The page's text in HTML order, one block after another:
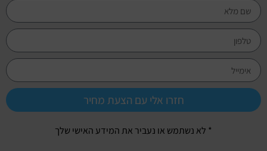
חזרו אלי עם הצעת מחיר
* לא נשתמש או נעביר את המידע האישי שלך